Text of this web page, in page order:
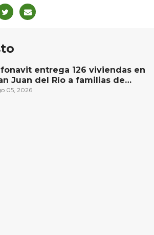
entrega 126 viviendas en
Juan del Río a familias de
ingresos
05, 2026